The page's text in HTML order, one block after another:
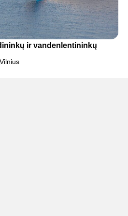
ir vandenlentininkų
Vilnius